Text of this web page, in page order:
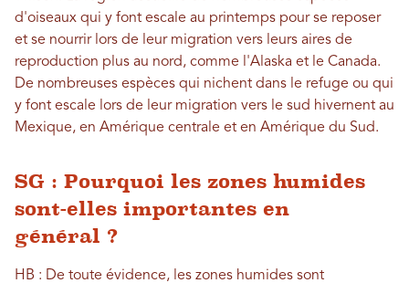
d'oiseaux qui y font escale au printemps pour se reposer
et se nourrir lors de leur migration vers leurs aires de
reproduction plus au nord, comme l'Alaska et le Canada.
De nombreuses espèces qui nichent dans le refuge ou qui
y font escale lors de leur migration vers le sud hivernent au
Mexique, en Amérique centrale et en Amérique du Sud.
SG : Pourquoi les zones humides
sont-elles importantes en
général ?
HB : De toute évidence, les zones humides sont